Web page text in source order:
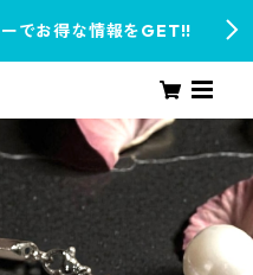
でお得な情報をGET!!